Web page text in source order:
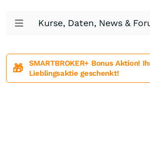
Kurse, Daten, News &
🎁
SMARTBROKER+ Bonus Aktion!
Lieblingsaktie geschenkt!